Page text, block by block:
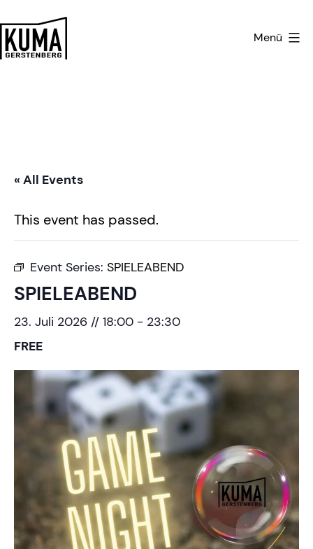
Inhalt
springen
Menü
« All Events
This event has passed.
Event Series: SPIELEABEND
SPIELEABEND
23. Juli 2026 // 18:00 - 23:30
FREE